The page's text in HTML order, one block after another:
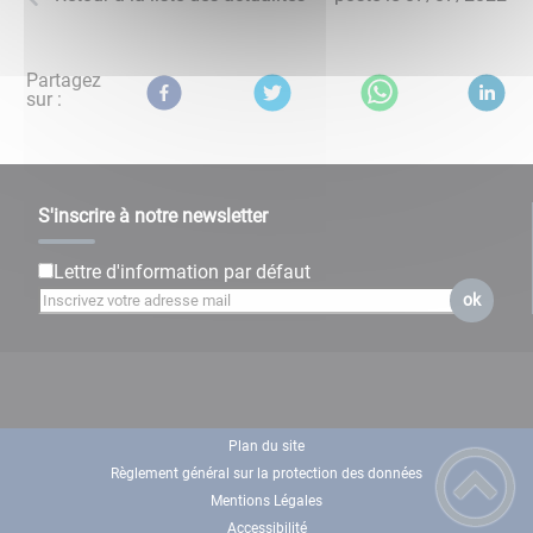
Partagez
sur :
S'inscrire à notre newsletter
Lettre d'information par défaut
ok
Plan du site
Règlement général sur la protection des données
Mentions Légales
Accessibilité